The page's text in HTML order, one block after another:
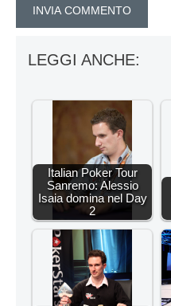
LEGGI ANCHE:
Italian Poker Tour
Sanremo: Alessio
Isaia domina nel Day
2